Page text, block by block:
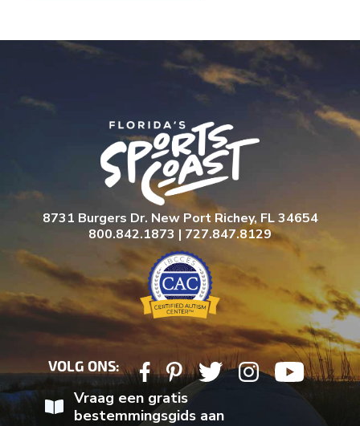
8731 Burgers Dr. New Port Richey, FL 34654
800.842.1873 | 727.847.8129
VOLG ONS:
Vraag een gratis
bestemmingsgids aan